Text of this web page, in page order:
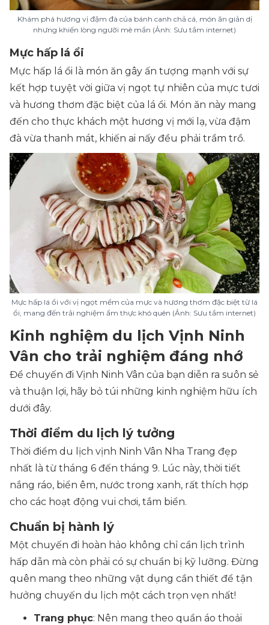
Khám phá hương vị đậm đà của bánh canh chả cá, món ăn giản dị
nhưng khiến lòng người mê mẩn (Ảnh: Sưu tầm internet)
Mực hấp lá ổi
Mực hấp lá ổi là món ăn gây ấn tượng mạnh với sự
kết hợp tuyệt vời giữa vị ngọt tự nhiên của mực tươi
và hương thơm đặc biệt của lá ổi. Món ăn này mang
đến cho thực khách một hương vị mới lạ, vừa đậm
đà vừa thanh mát, khiến ai nấy đều phải trầm trồ.
Mực hấp lá ổi với vị ngọt mềm của mực và hương thơm đặc biệt từ lá
ổi, mang đến trải nghiệm ẩm thực khó quên (Ảnh: Sưu tầm internet)
Kinh nghiệm du lịch Vịnh Ninh
Vân cho trải nghiệm đáng nhớ
Để chuyến đi Vịnh Ninh Vân của bạn diễn ra suôn sẻ
và thuận lợi, hãy bỏ túi những kinh nghiệm hữu ích
dưới đây.
Thời điểm du lịch lý tưởng
Thời điểm du lịch vịnh Ninh Vân Nha Trang đẹp
nhất là từ tháng 6 đến tháng 9. Lúc này, thời tiết
nắng ráo, biển êm, nước trong xanh, rất thích hợp
cho các hoạt động vui chơi, tắm biển.
Chuẩn bị hành lý
Một chuyến đi hoàn hảo không chỉ cần lịch trình
hấp dẫn mà còn phải có sự chuẩn bị kỹ lưỡng. Đừng
quên mang theo những vật dụng cần thiết để tận
hưởng chuyến du lịch một cách trọn vẹn nhất!
Trang phục: Nên mang theo quần áo thoải